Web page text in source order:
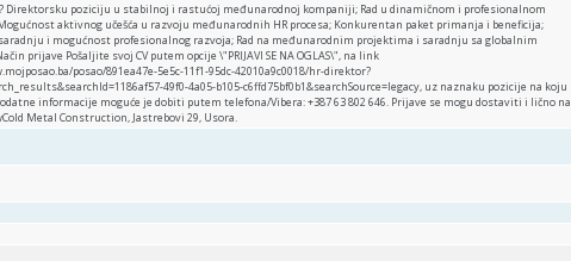
Direktorsku poziciju u stabilnoj i rastućoj međunarodnoj kompaniji; Rad u dinamičnom i profesionalnom
aktivnog učešća u razvoju međunarodnih HR procesa; Konkurentan paket primanja i beneficija;
i mogućnost profesionalnog razvoja; Rad na međunarodnim projektima i saradnju sa globalnim
prijave Pošaljite svoj CV putem opcije \"PRIJAVI SE NA OGLAS\", na link
posao/891ea47e-5e5c-11f1-95dc-42010a9c0018/hr-direktor?
49f0-4a05-b105-c6ffd75bf0b1&searchSource=legacy, uz naznaku pozicije na koju
informacije moguće je dobiti putem telefona/Vibera: +387 63 802 646. Prijave se mogu dostaviti i lično na
Metal Construction, Jastrebovi 29, Usora.